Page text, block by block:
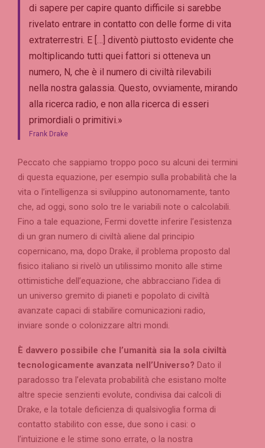
di sapere per capire quanto difficile si sarebbe
rivelato entrare in contatto con delle forme di vita
extraterrestri. E […] diventò piuttosto evidente che
moltiplicando tutti quei fattori si otteneva un
numero, N, che è il numero di civiltà rilevabili
nella nostra galassia. Questo, ovviamente, mirando
alla ricerca radio, e non alla ricerca di esseri
primordiali o primitivi.»
Frank Drake
Peccato che sappiamo troppo poco su alcuni dei termini
di questa equazione, per esempio sulla probabilità che la
vita o l’intelligenza si sviluppino autonomamente, tanto
che, ad oggi, sono solo tre le variabili note o calcolabili.
Fino a tale equazione, Fermi dovette inferire l’esistenza
di un gran numero di civiltà aliene dal principio
copernicano, ma, dopo Drake, il problema proposto dal
fisico italiano si rivelò un utilissimo monito alle stime
ottimistiche dell’equazione, che abbracciano l’idea di
un universo gremito di pianeti e popolato di civiltà
avanzate capaci di stabilire comunicazioni radio,
inviare sonde o colonizzare altri mondi.
È davvero possibile che l’umanità sia la sola civiltà
tecnologicamente avanzata nell’Universo? Dato il
paradosso tra l’elevata probabilità che esistano molte
altre specie senzienti evolute, condivisa dai calcoli di
Drake, e la totale deficienza di qualsivoglia forma di
contatto stabilito con esse, due sono i casi: o
l’intuizione e le stime sono errate, o la nostra